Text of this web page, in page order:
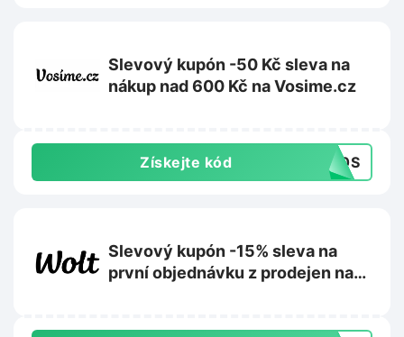
Slevový kupón -50 Kč sleva na
nákup nad 600 Kč na Vosime.cz
Získejte kód 50S
Slevový kupón -15% sleva na
první objednávku z prodejen na